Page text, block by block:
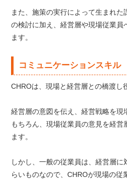
また、施策の実行によって生まれ
の検討に加え、経営層や現場従業員
ます。
コミュニケーションスキル
CHROは、現場と経営層との橋渡し
経営層の意図を伝え、経営戦略を現
もちろん、現場従業員の意見を経
ます。
しかし、一般の従業員は、経営層
らいものなので、CHROが現場の従